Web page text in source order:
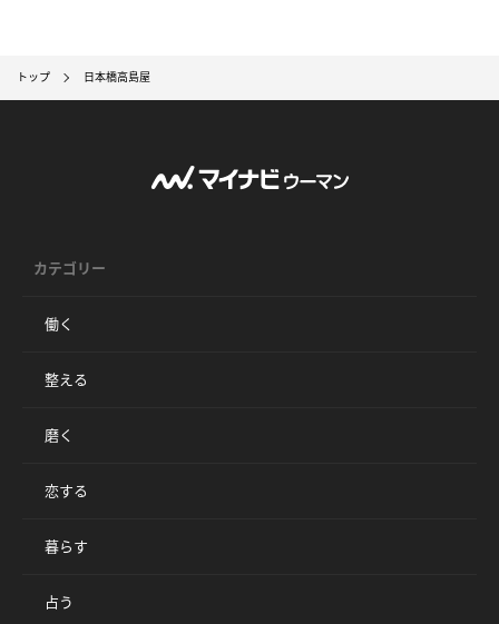
トップ 日本橋高島屋
カテゴリー
働く
整える
磨く
恋する
暮らす
占う